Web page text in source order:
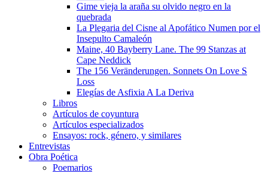
Gime vieja la araña su olvido negro en la
quebrada
La Plegaria del Cisne al Apofático Numen por el
Insepulto Camaleón
Maine, 40 Bayberry Lane. The 99 Stanzas at
Cape Neddick
The 156 Veränderungen. Sonnets On Love S
Loss
Elegías de Asfixia A La Deriva
Libros
Artículos de coyuntura
Artículos especializados
Ensayos: rock, género, y similares
Entrevistas
Obra Poética
Poemarios